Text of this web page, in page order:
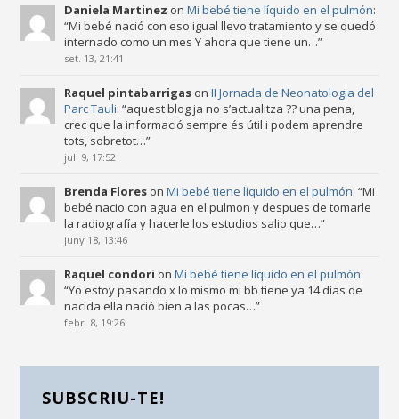
Daniela Martinez onMi bebé tiene líquido en el pulmón:
“Mi bebé nació con eso igual llevo tratamiento y se quedó
internado como un mes Y ahora que tiene un…”
set. 13, 21:41
Raquel pintabarrigas onII Jornada de Neonatologia del
Parc Tauli: “aquest blog ja no s’actualitza ?? una pena,
crec que la informació sempre és útil i podem aprendre
tots, sobretot…”
jul. 9, 17:52
Brenda Flores onMi bebé tiene líquido en el pulmón: “Mi
bebé nacio con agua en el pulmon y despues de tomarle
la radiografía y hacerle los estudios salio que…”
juny 18, 13:46
Raquel condori onMi bebé tiene líquido en el pulmón:
“Yo estoy pasando x lo mismo mi bb tiene ya 14 días de
nacida ella nació bien a las pocas…”
febr. 8, 19:26
SUBSCRIU-TE!